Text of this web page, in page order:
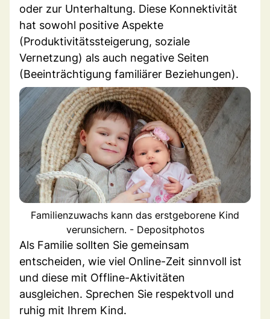
oder zur Unterhaltung. Diese Konnektivität
hat sowohl positive Aspekte
(Produktivitätssteigerung, soziale
Vernetzung) als auch negative Seiten
(Beeinträchtigung familiärer Beziehungen).
Familienzuwachs kann das erstgeborene Kind
verunsichern. - Depositphotos
Als Familie sollten Sie gemeinsam
entscheiden, wie viel Online-Zeit sinnvoll ist
und diese mit Offline-Aktivitäten
ausgleichen. Sprechen Sie respektvoll und
ruhig mit Ihrem Kind.